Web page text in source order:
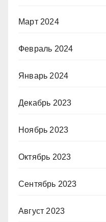
Март 2024
Февраль 2024
Январь 2024
Декабрь 2023
Ноябрь 2023
Октябрь 2023
Сентябрь 2023
Август 2023